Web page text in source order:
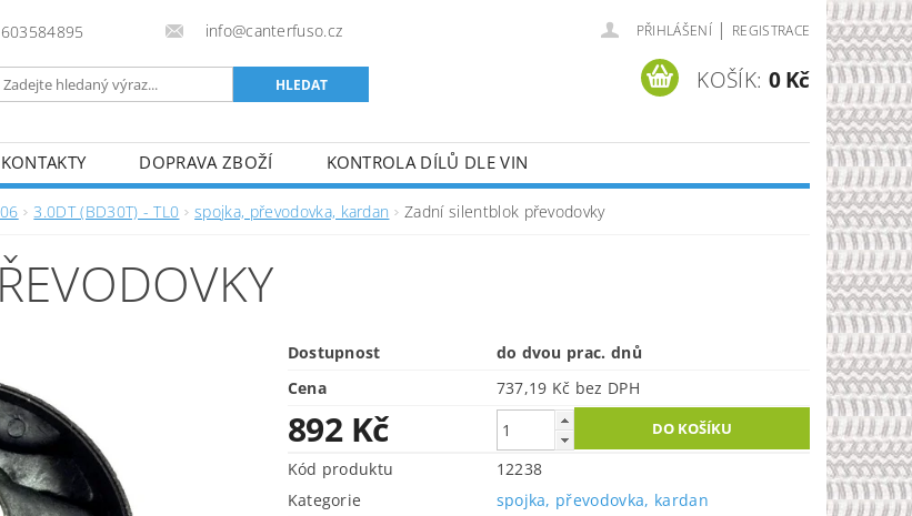
603584895 info@canterfuso.cz PŘIHLÁŠENÍ | REGISTRACE
KOŠÍK: 0 Kč
KONTAKTY DOPRAVA ZBOŽÍ
KONTROLA DÍLŮ DLE VIN
3.0DT (BD30T) - TL0 spojka, převodovka, kardan Zadní silentblok převodovky
Dostupnost
do dvou prac. dnů
Cena
737,19 Kč bez DPH
892 Kč
Kód produktu
12238
Kategorie
spojka, převodovka, kardan